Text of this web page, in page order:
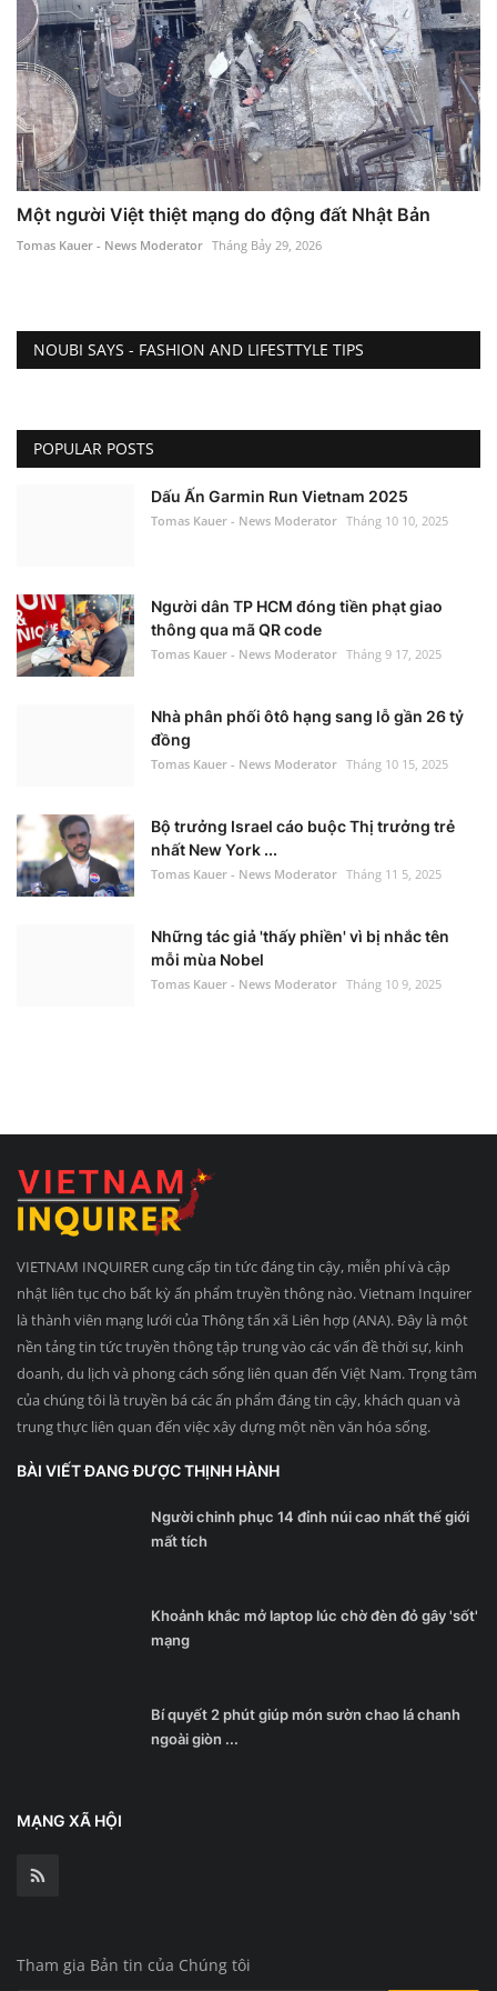
Một người Việt thiệt mạng do động đất Nhật Bản
Tomas Kauer - News Moderator Tháng Bảy 29, 2026
NOUBI SAYS - FASHION AND LIFESTTYLE TIPS
POPULAR POSTS
Dấu Ấn Garmin Run Vietnam 2025
Tomas Kauer - News Moderator Tháng 10 10, 2025
Người dân TP HCM đóng tiền phạt giao
thông qua mã QR code
Tomas Kauer - News Moderator Tháng 9 17, 2025
Nhà phân phối ôtô hạng sang lỗ gần 26 tỷ
đồng
Tomas Kauer - News Moderator Tháng 10 15, 2025
Bộ trưởng Israel cáo buộc Thị trưởng trẻ
nhất New York ...
Tomas Kauer - News Moderator Tháng 11 5, 2025
Những tác giả 'thấy phiền' vì bị nhắc tên
mỗi mùa Nobel
Tomas Kauer - News Moderator Tháng 10 9, 2025
VIETNAM INQUIRER cung cấp tin tức đáng tin cậy, miễn phí và cập
nhật liên tục cho bất kỳ ấn phẩm truyền thông nào. Vietnam Inquirer
là thành viên mạng lưới của Thông tấn xã Liên hợp (ANA). Đây là một
nền tảng tin tức truyền thông tập trung vào các vấn đề thời sự, kinh
doanh, du lịch và phong cách sống liên quan đến Việt Nam. Trọng tâm
của chúng tôi là truyền bá các ấn phẩm đáng tin cậy, khách quan và
trung thực liên quan đến việc xây dựng một nền văn hóa sống.
BÀI VIẾT ĐANG ĐƯỢC THỊNH HÀNH
Người chinh phục 14 đỉnh núi cao nhất thế giới
mất tích
Khoảnh khắc mở laptop lúc chờ đèn đỏ gây 'sốt'
mạng
Bí quyết 2 phút giúp món sườn chao lá chanh
ngoài giòn ...
MẠNG XÃ HỘI
Tham gia Bản tin của Chúng tôi